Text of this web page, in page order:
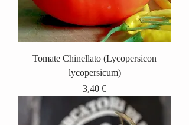
Tomate Chinellato (Lycopersicon
lycopersicum)
Prix
3,40 €